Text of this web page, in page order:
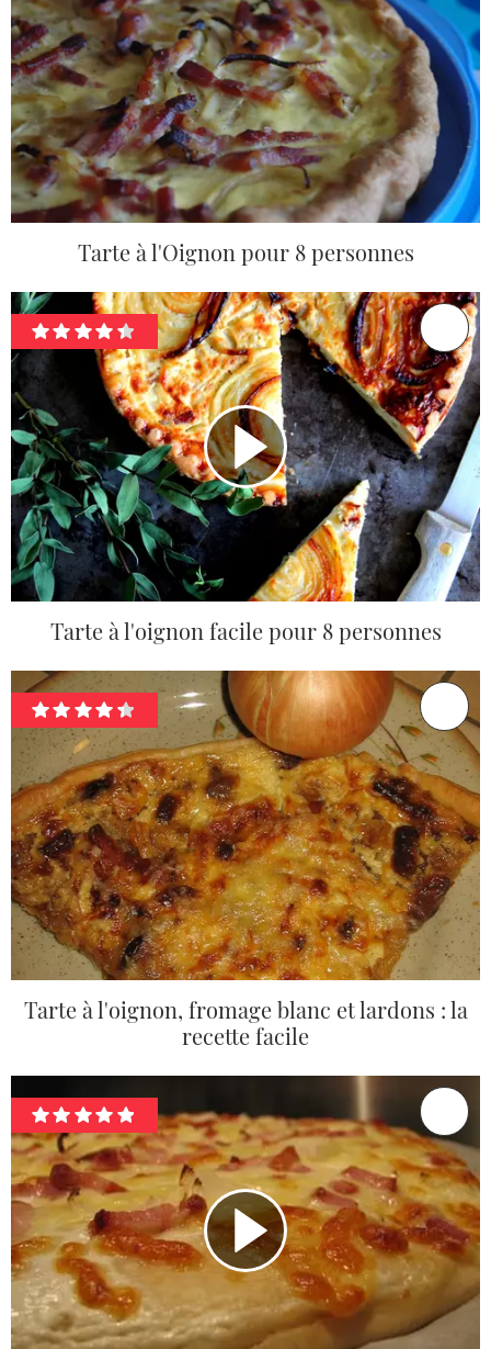
Tarte à l'Oignon pour 8 personnes
Tarte à l'oignon facile pour 8 personnes
Tarte à l'oignon, fromage blanc et lardons : la
recette facile